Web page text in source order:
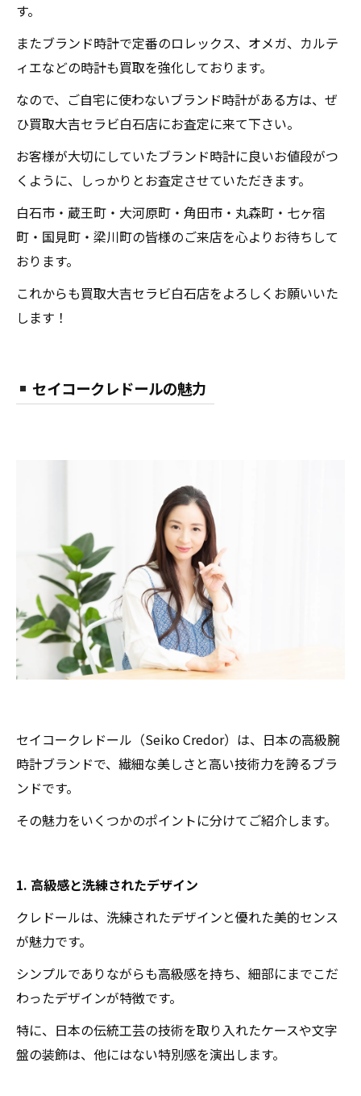
す。
またブランド時計で定番のロレックス、オメガ、カルテ
ィエなどの時計も買取を強化しております。
なので、ご自宅に使わないブランド時計がある方は、ぜ
ひ買取大吉セラビ白石店にお査定に来て下さい。
お客様が大切にしていたブランド時計に良いお値段がつ
くように、しっかりとお査定させていただきます。
白石市・蔵王町・大河原町・角田市・丸森町・七ヶ宿
町・国見町・梁川町の皆様のご来店を心よりお待ちして
おります。
これからも買取大吉セラビ白石店をよろしくお願いいた
します！
セイコークレドールの魅力
セイコークレドール（Seiko Credor）は、日本の高級腕
時計ブランドで、繊細な美しさと高い技術力を誇るブラ
ンドです。
その魅力をいくつかのポイントに分けてご紹介します。
1. 高級感と洗練されたデザイン
クレドールは、洗練されたデザインと優れた美的センス
が魅力です。
シンプルでありながらも高級感を持ち、細部にまでこだ
わったデザインが特徴です。
特に、日本の伝統工芸の技術を取り入れたケースや文字
盤の装飾は、他にはない特別感を演出します。